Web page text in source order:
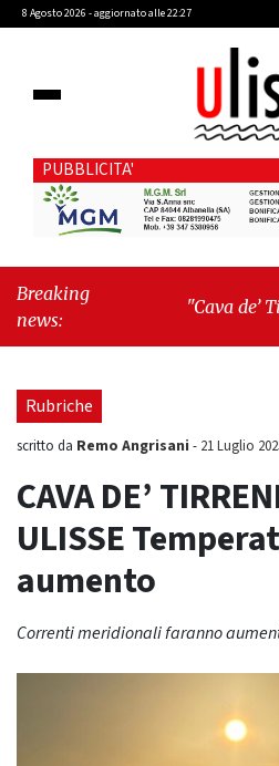
8 Agosto 2026 - aggiornato alle 22:27
PUBBLICITA'
Breaking
news:
"Cava de’
Rubriche
scritto da Remo Angrisani - 21 Luglio
CAVA DE’
ULISSE
aumento
Correnti meridionali faranno